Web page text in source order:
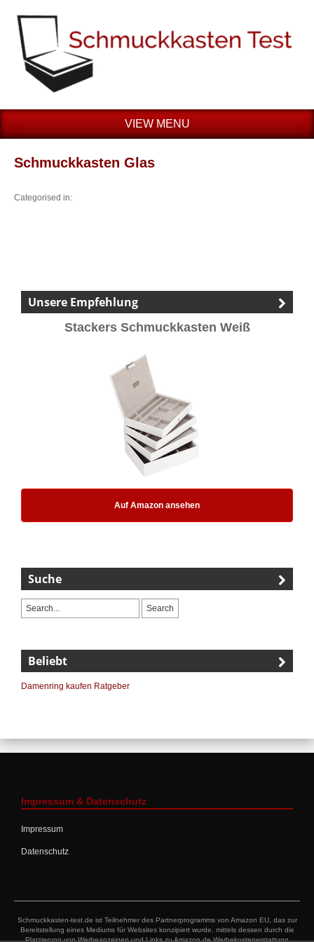
VIEW MENU
Schmuckkasten Glas
Categorised in:
Unsere Empfehlung
Stackers Schmuckkasten Weiß
Auf Amazon ansehen
Suche
Beliebt
Damenring kaufen Ratgeber
Impressum & Datenschutz
Impressum
Datenschutz
Schmuckkasten-test.de ist Teilnehmer des Partnerprogramms von Amazon EU, das zur
Bereitstellung eines Mediums für Websites konzipiert wurde, mittels dessen durch die
Platzierung von Werbeanzeigen und Links zu Amazon.de Werbekostenerstattung